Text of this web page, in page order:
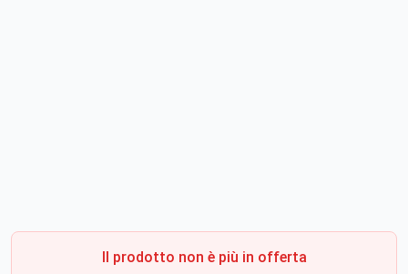
Il prodotto non è più in offerta